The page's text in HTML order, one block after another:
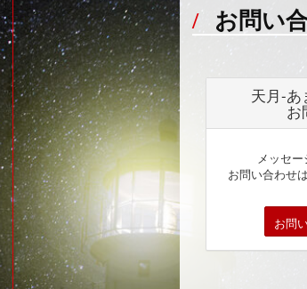
お問い
天月-あ
お
メッセ
お問い合わせ
お問